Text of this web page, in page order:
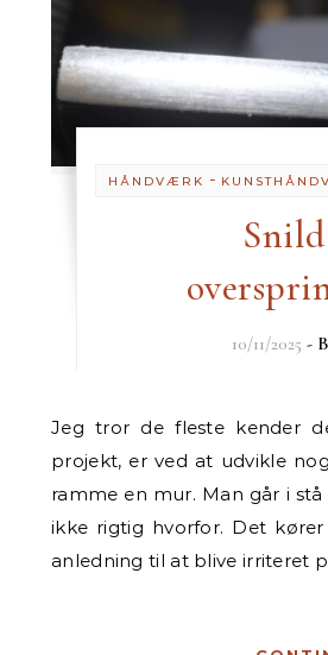
HÅNDVÆRK -
10/11/2025 -
Jeg tror de fleste kender det med, at man er i gang med et
projekt, er ved at udvikle
ramme en mur. Man går i
ikke rigtig hvorfor. Det
anledning til at blive irriteret